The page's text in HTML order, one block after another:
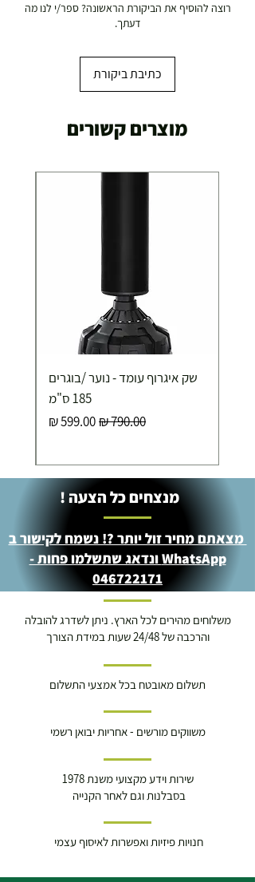
רוצה להוסיף את הביקורת הראשונה? ספר/י לנו מה
דעתך.
כתיבת ביקורת
מוצרים קשורים
שק איגרוף עומד - נוער /בוגרים
185 ס"מ
מחיר רגילמחיר מבצע
מנצחים כל הצעה !
מצאתם מחיר זול יותר ?! נשמח לקישור ב
WhatsApp ונדאג שתשלמו פחות -
046722171
משלוחים מהירים לכל הארץ. ניתן לשדרג להובלה
והרכבה של 24/48 שעות במידת הצורך
תשלום מאובטח בכל אמצעי התשלום
משווקים מורשים - אחריות יבואן רשמי
שירות וידע מקצועי משנת 1978
בסבלנות וגם לאחר הקנייה
חנויות פיזיות ואפשרות לאיסוף עצמי